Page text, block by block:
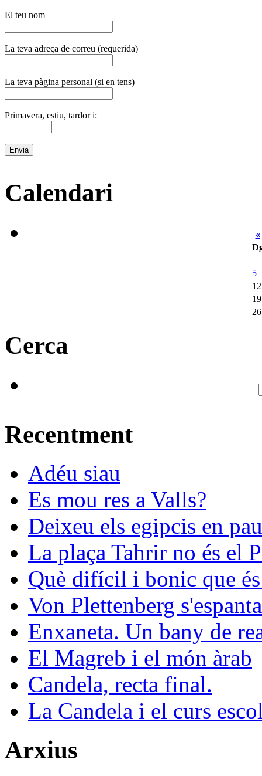
El teu nom
La teva adreça de correu (requerida)
La teva pàgina personal (si en tens)
Primavera, estiu, tardor i:
Calendari
«
5
12
19
26
Cerca
Recentment
Adéu siau
Es mou res a Valls?
Deixeu els egipcis en
La plaça Tahrir no és el
Què difícil i bonic que és
Von Plettenberg s'espanta
Enxaneta. Un bany de
El Magreb i el món àrab
Candela, recta final.
La Candela i el curs
Arxius